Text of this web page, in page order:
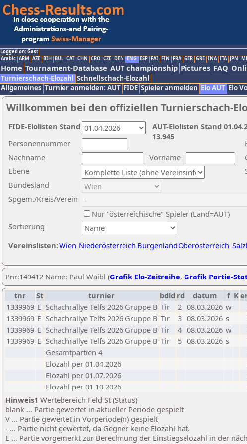
Logged on: Gast
Arabic ARM AZE BIH BUL CAT CHN CRO CZE DEN ENG ESP FAI FIN FRA GER GRE INA ITA JPN
Home Tournament-Database AUT championship Pictures FAQ
Turnierschach-Elozahl Schnellschach-Elozahl
Allgemeines Turnier anmelden: AUT FIDE Spieler anmelden Elo AUT Elo
Willkommen bei den offiziellen Turnierschach-
Nachname
Vorname
Ebene
Sortierung
Personennummer
Bundesland
Spgem./Kreis/Verein
Nur "österreichische" Spieler (Land=AUT)
Vereinslisten:Wien Niederösterreich BurgenlandOberösterreich
AUT-Elolisten Stand
13.945
FIDE-Elolisten Stand
Pnr:149412 Name: Paul Waibl (Grafik Elo-Zeitreihe, Grafik Partie-
tnr
St turnier bdld rd datum f K
1339969 E Schachrallye Telfs 2026 Gruppe B Tir 2 08.03.2026 w
1339969 E Schachrallye Telfs 2026 Gruppe B Tir 3 08.03.2026 s
1339969 E Schachrallye Telfs 2026 Gruppe B Tir 4 08.03.2026 w
1339969 E Schachrallye Telfs 2026 Gruppe B Tir 5 08.03.2026 s
Gesamtpartien 4
Elozahl per 01.04.2026
Elozahl per 01.07.2026
Elozahl per 01.10.2026
Hinweis1 Wertebereich Feld St (Status)
blank ... Partie gewertet in aktueller Periode gespielt
V ... Partie gewertet in Vorperiode(n) gespielt
- ... Partie nicht gewertet, da Gegner keine Elozahl hat.
E ... Partie vorgemerkt zur Berechnung der Einstiegselozahl in der